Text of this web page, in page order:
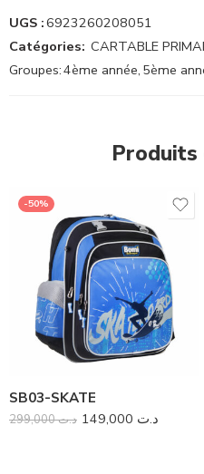
UGS :6923260208051
Catégories: CARTABLE
Groupes:4ème année, 5ème
Produits
-50%
SB03-SKATE
د.ت299,000 د.ت